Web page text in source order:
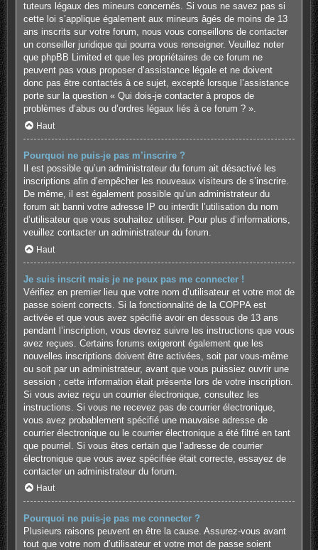
tuteurs légaux des mineurs concernés. Si vous ne savez pas si
cette loi s’applique également aux mineurs âgés de moins de 13
ans inscrits sur votre forum, nous vous conseillons de contacter
un conseiller juridique qui pourra vous renseigner. Veuillez noter
que phpBB Limited et que les propriétaires de ce forum ne
peuvent pas vous proposer d’assistance légale et ne doivent
donc pas être contactés à ce sujet, excepté lorsque l’assistance
porte sur la question « Qui dois-je contacter à propos de
problèmes d’abus ou d’ordres légaux liés à ce forum ? ».
Haut
Pourquoi ne puis-je pas m’inscrire ?
Il est possible qu’un administrateur du forum ait désactivé les
inscriptions afin d’empêcher les nouveaux visiteurs de s’inscrire.
De même, il est également possible qu’un administrateur du
forum ait banni votre adresse IP ou interdit l’utilisation du nom
d’utilisateur que vous souhaitez utiliser. Pour plus d’informations,
veuillez contacter un administrateur du forum.
Haut
Je suis inscrit mais je ne peux pas me connecter !
Vérifiez en premier lieu que votre nom d’utilisateur et votre mot de
passe soient corrects. Si la fonctionnalité de la COPPA est
activée et que vous avez spécifié avoir en dessous de 13 ans
pendant l’inscription, vous devrez suivre les instructions que vous
avez reçues. Certains forums exigeront également que les
nouvelles inscriptions doivent être activées, soit par vous-même
ou soit par un administrateur, avant que vous puissiez ouvrir une
session ; cette information était présente lors de votre inscription.
Si vous aviez reçu un courrier électronique, consultez les
instructions. Si vous ne recevez pas de courrier électronique,
vous avez probablement spécifié une mauvaise adresse de
courrier électronique ou le courrier électronique a été filtré en tant
que pourriel. Si vous êtes certain que l’adresse de courrier
électronique que vous avez spécifiée était correcte, essayez de
contacter un administrateur du forum.
Haut
Pourquoi ne puis-je pas me connecter ?
Plusieurs raisons peuvent en être la cause. Assurez-vous avant
tout que votre nom d’utilisateur et votre mot de passe soient